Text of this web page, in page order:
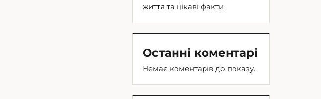
життя та цікаві факти
Останні коментарі
Немає коментарів до показу.